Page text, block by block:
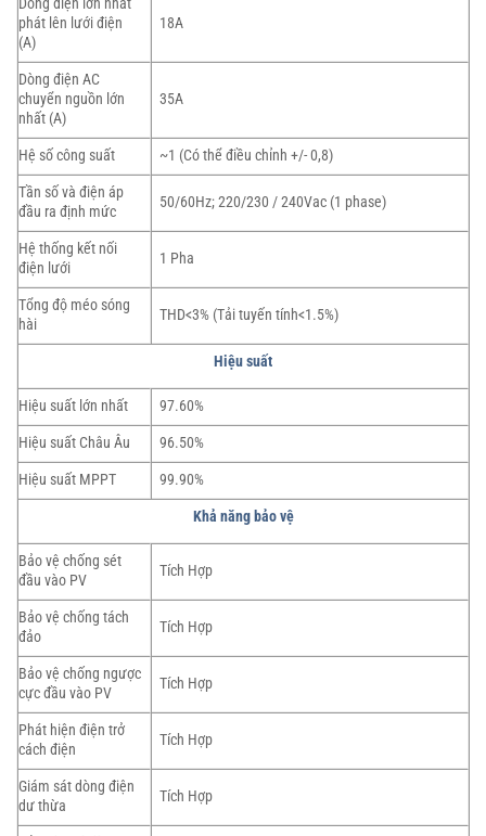
phát lên lưới điện
(A)
18A
Dòng điện AC
chuyển nguồn lớn
nhất (A)
35A
Hệ số công suất
~1 (Có thể điều chỉnh +/- 0,8)
Tần số và điện áp
đầu ra định mức
50/60Hz; 220/230 / 240Vac (1 phase)
Hệ thống kết nối
điện lưới
1 Pha
Tổng độ méo sóng
hài
THD<3% (Tải tuyến tính<1.5%)
Hiệu suất
Hiệu suất lớn nhất
97.60%
Hiệu suất Châu Âu
96.50%
Hiệu suất MPPT
99.90%
Khả năng bảo vệ
Bảo vệ chống sét
đầu vào PV
Tích Hợp
Bảo vệ chống tách
đảo
Tích Hợp
Bảo vệ chống ngược
cực đầu vào PV
Tích Hợp
Phát hiện điện trở
cách điện
Tích Hợp
Giám sát dòng điện
dư thừa
Tích Hợp